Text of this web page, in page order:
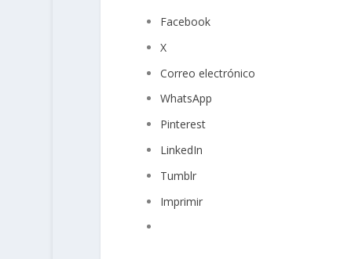
Facebook
X
Correo electrónico
WhatsApp
Pinterest
LinkedIn
Tumblr
Imprimir